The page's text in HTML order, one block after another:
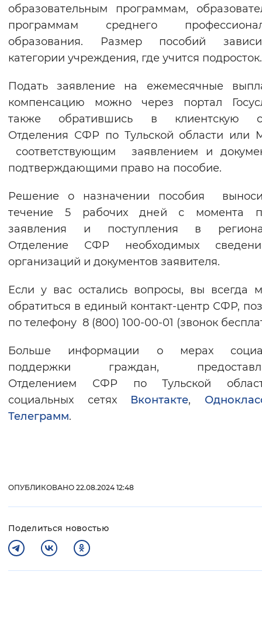
образовательным программам,
программам среднего
образования. Размер пособий
категории учреждения, где учится
Подать заявление на ежемесячные
компенсацию можно через портал
также обратившись в клиентскую
Отделения СФР по Тульской области
соответствующим заявлением и
подтверждающими право на пособие.
Решение о назначении пособия
течение 5 рабочих дней с момента
заявления и поступления в
Отделение СФР необходимых
организаций и документов заявителя.
Если у вас остались вопросы, вы всегда
обратиться в единый контакт-центр СФР,
по телефону 8 (800) 100-00-01 (звонок
Больше информации о мерах
поддержки граждан,
Отделением СФР по Тульской
социальных сетях Вконтакте,
Телеграмм.
ОПУБЛИКОВАНО 22.08.2024 12:48
Поделиться новостью